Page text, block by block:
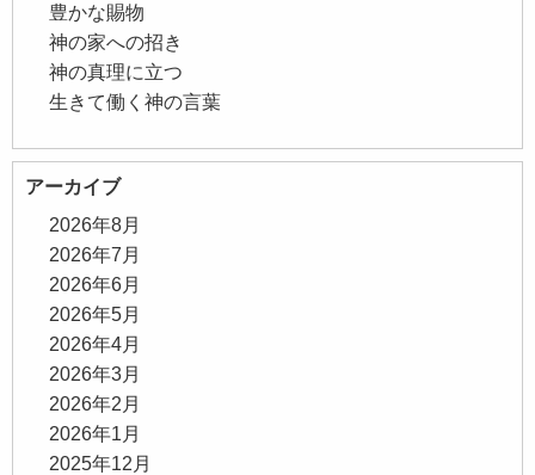
豊かな賜物
神の家への招き
神の真理に立つ
生きて働く神の言葉
アーカイブ
2026年8月
2026年7月
2026年6月
2026年5月
2026年4月
2026年3月
2026年2月
2026年1月
2025年12月